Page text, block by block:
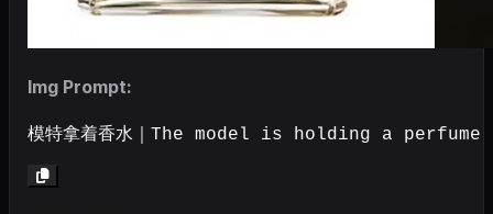
Img Prompt:
模特拿着香水｜The model is holding a perfume